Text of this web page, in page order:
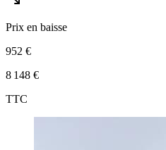
Prix en baisse
952 €
8 148 €
TTC